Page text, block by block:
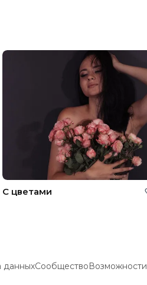
С цветами
данныхСообществоВозможности